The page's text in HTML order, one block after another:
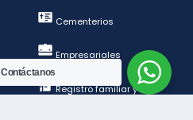
Cementerios
Empresariales
Registro familiar y de
Contáctanos